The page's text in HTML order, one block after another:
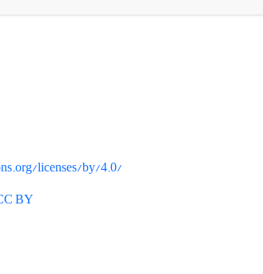
licenses/by/4.0/
BY